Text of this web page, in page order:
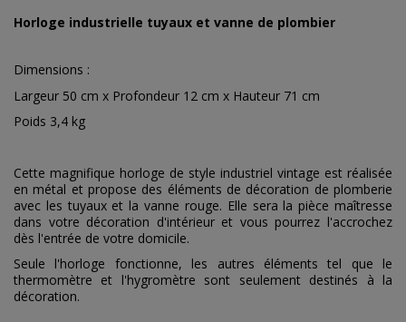
Horloge industrielle tuyaux et vanne de plombier
Dimensions :
Largeur 50 cm x Profondeur 12 cm x Hauteur 71 cm
Poids 3,4 kg
Cette magnifique horloge de style industriel vintage est réalisée
en métal et propose des éléments de décoration de plomberie
avec les tuyaux et la vanne rouge. Elle sera la pièce maîtresse
dans votre décoration d'intérieur et vous pourrez l'accrochez
dès l'entrée de votre domicile.
Seule l'horloge fonctionne, les autres éléments tel que le
thermomètre et l'hygromètre sont seulement destinés à la
décoration.